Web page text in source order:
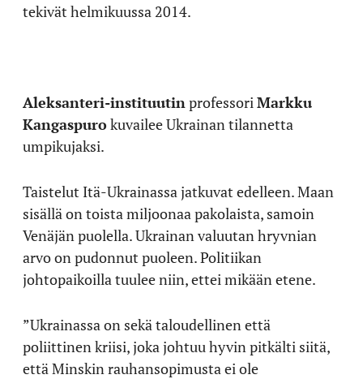
tekivät helmikuussa 2014.
Aleksanteri-instituutin professori Markku
Kangaspurokuvailee Ukrainan tilannetta
umpikujaksi.
Taistelut Itä-Ukrainassa jatkuvat edelleen. Maan
sisällä on toista miljoonaa pakolaista, samoin
Venäjän puolella. Ukrainan valuutan hryvnian
arvo on pudonnut puoleen. Politiikan
johtopaikoilla tuulee niin, ettei mikään etene.
”Ukrainassa on sekä taloudellinen että
poliittinen kriisi, joka johtuu hyvin pitkälti siitä,
että Minskin rauhansopimusta ei ole